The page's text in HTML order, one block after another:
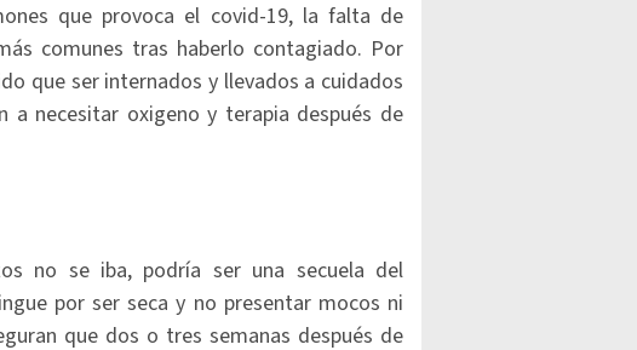
que provoca el covid-19, la falta de
comunes tras haberlo contagiado. Por
que ser internados y llevados a cuidados
a necesitar oxigeno y terapia después de
no se iba, podría ser una secuela del
por ser seca y no presentar mocos ni
que dos o tres semanas después de